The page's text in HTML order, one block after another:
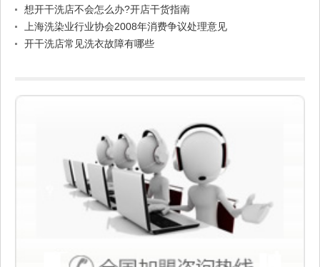
想开干洗店不会怎么办?开店干货指南
上海洗染业行业协会2008年消费争议处理意见
开干洗店常见洗衣故障有哪些